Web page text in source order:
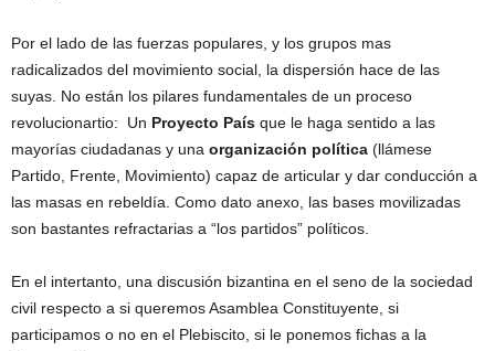
Por el lado de las fuerzas populares, y los grupos mas
radicalizados del movimiento social, la dispersión hace de las
suyas. No están los pilares fundamentales de un proceso
revolucionartio: Un Proyecto País que le haga sentido a las
mayorías ciudadanas y una organización política (llámese
Partido, Frente, Movimiento) capaz de articular y dar conducción a
las masas en rebeldía. Como dato anexo, las bases movilizadas
son bastantes refractarias a “los partidos” políticos.
En el intertanto, una discusión bizantina en el seno de la sociedad
civil respecto a si queremos Asamblea Constituyente, si
participamos o no en el Plebiscito, si le ponemos fichas a la